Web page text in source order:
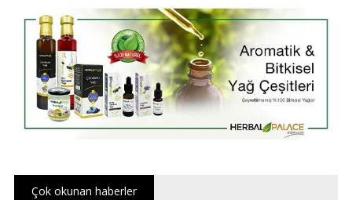
Çok okunan haberler